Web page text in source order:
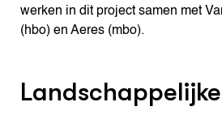
werken in dit project samen met
(hbo) en Aeres (mbo).